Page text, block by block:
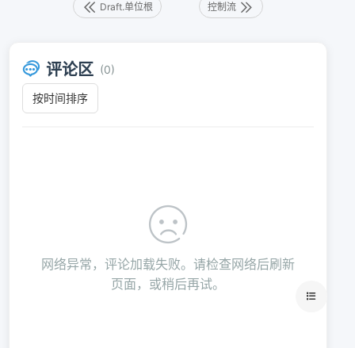
Draft.单位根 控制流
评论区 (0)
网络异常，评论加载失败。请检查网络后刷新
页面，或稍后再试。